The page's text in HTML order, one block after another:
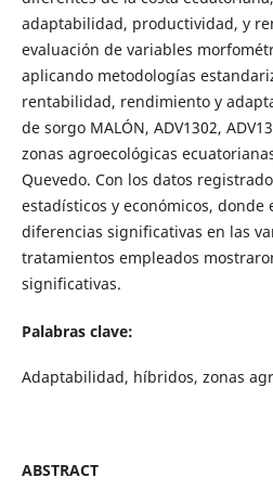
adaptabilidad, productividad, y
evaluación de variables
aplicando metodologías
rentabilidad, rendimiento y
de sorgo MALÓN, ADV1302,
zonas agroecológicas
Quevedo. Con los datos
estadísticos y económicos, donde
diferencias significativas en las
tratamientos empleados
significativas.
Palabras clave:
Adaptabilidad, híbridos, zonas
ABSTRACT